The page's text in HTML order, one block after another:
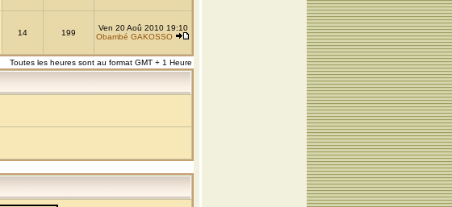
14 199
Ven 20 Aoû 2010 19:10
Obambé GAKOSSO
Toutes les heures sont au format GMT + 1 Heure